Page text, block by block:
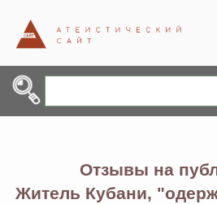
Отзывы на
Житель Кубани,